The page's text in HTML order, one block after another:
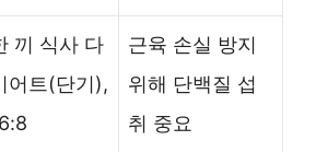
끼 식사 다
어트(단기),
근육 손실 방지
위해 단백질 섭
취 중요